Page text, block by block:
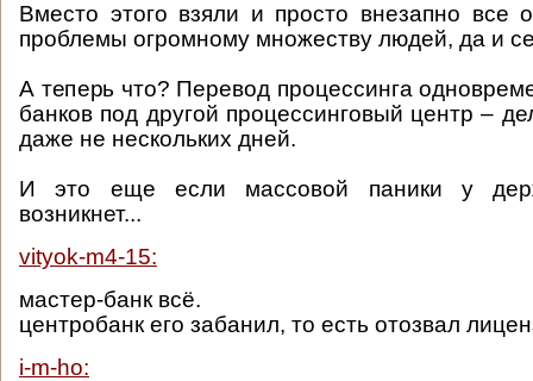
Вместо этого взяли и просто внезапно все
проблемы огромному множеству людей, да и
А теперь что? Перевод процессинга
банков под другой процессинговый центр –
даже не нескольких дней.
И это еще если массовой паники у
возникнет...
vityok-m4-15:
мастер-банк всё.
центробанк его забанил, то есть отозвал
i-m-ho: